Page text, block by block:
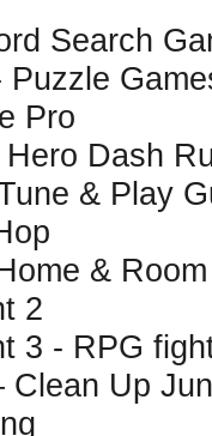
Search
Puzzle
Pro
Hero Dash
& Play
&
2
3 - RPG
Clean Up